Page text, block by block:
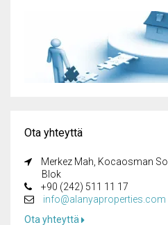
Ota yhteyttä
Merkez Mah, Kocaosman
Blok
+90 (242) 511 11 17
info@alanyaproperties.com
Ota yhteyttä